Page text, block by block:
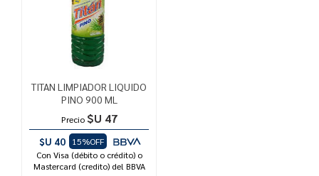
TITAN LIMPIADOR LIQUIDO
PINO 900 ML
Precio $U 47
$U 40
15%OFF
Con Visa (débito o crédito) o
Mastercard (credito) del BBVA